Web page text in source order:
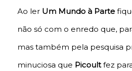
Ao ler Um Mundo à Parte
não só com o enredo que,
mas também pela pesquisa
minuciosa que Picoultfez